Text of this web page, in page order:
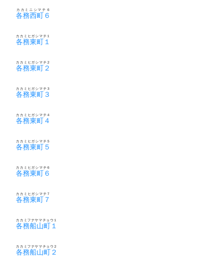
各務西町６
カカミニシマチ６
各務東町１
カカミヒガシマチ１
各務東町２
カカミヒガシマチ２
各務東町３
カカミヒガシマチ３
各務東町４
カカミヒガシマチ４
各務東町５
カカミヒガシマチ５
各務東町６
カカミヒガシマチ６
各務東町７
カカミヒガシマチ７
各務船山町１
カカミフナヤマチョウ１
各務船山町２
カカミフナヤマチョウ２